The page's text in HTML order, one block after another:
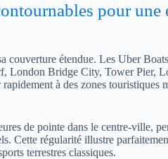
pour une
couverture étendue. Les Uber
London Bridge City, Tower Pier,
rapidement à des zones
de pointe dans le centre-ville,
Cette régularité illustre
terrestres classiques.